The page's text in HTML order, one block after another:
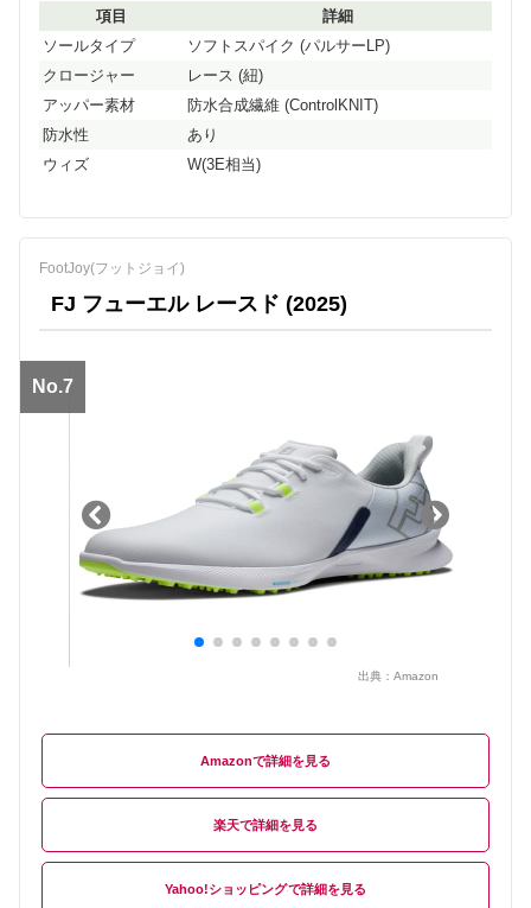
項目
詳細
ソールタイプ
ソフトスパイク (パルサーLP)
クロージャー
レース (紐)
アッパー素材
防水合成繊維 (ControlKNIT)
防水性
あり
ウィズ
W(3E相当)
FootJoy(フットジョイ)
FJ フューエル レースド (2025)
No.7
出典： Amazon
Amazon
楽天
Yahoo!ショッピング